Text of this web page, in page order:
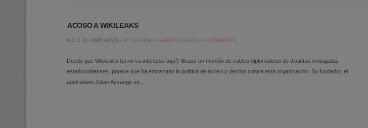
ACOSO A WIKILEAKS
DIC 3, 10 • 8905 VIEWS • ACTUALIDAD • ALBERTO GARCIA • 5 COMMENTS
Desde que Wikileaks (si no va inténtese aquí) filtrase un montón de cables diplomáticos de distintas embajadas
estadounidenses, parece que ha empezado la política de acoso y derribo contra esta organización. Su fundador, el
australiano Julian Assange se...